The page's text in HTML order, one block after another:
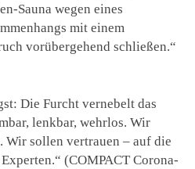
Sauna wegen eines
mit einem
vorübergehend schließen.“
Die Furcht vernebelt das
lenkbar, wehrlos. Wir
Wir sollen vertrauen – auf die
(COMPACT Corona-